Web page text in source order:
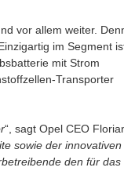
vor allem weiter.
im Segment
mit Strom
Transporter
“, sagt Opel CEO
sowie der innovativen
den für das